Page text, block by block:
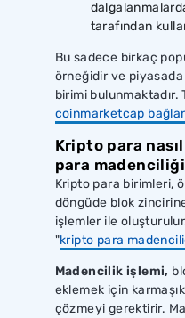
tarafından
Bu sadece birkaç
örneğidir ve
birimi
coinmarketcap
Kripto para
para
Kripto para birimleri,
döngüde blok
işlemler ile
"kripto para
Madencilik işlemi,
eklemek için
çözmeyi gerektirir.